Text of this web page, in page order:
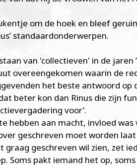
om de hoek en bleef
standaardonderwerpen.
van 'collectieven' in de jaren
overeengekomen waarin de
het beste antwoord
beter kon dan Rinus die zijn
voor’.
hebben aan macht, invloed was
geschreven moet worden
graag geschreven wil zien, zet
Soms pakt iemand het op,